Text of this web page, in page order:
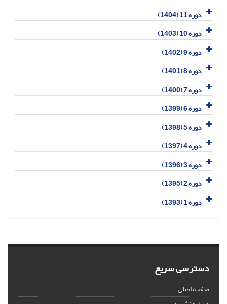
دوره 11 (1404)
دوره 10 (1403)
دوره 9 (1402)
دوره 8 (1401)
دوره 7 (1400)
دوره 6 (1399)
دوره 5 (1398)
دوره 4 (1397)
دوره 3 (1396)
دوره 2 (1395)
دوره 1 (1393)
دسترسی سریع
صفحه اصلی